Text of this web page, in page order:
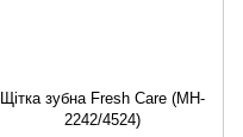
Щітка зубна Fresh Care (MH-
2242/4524)